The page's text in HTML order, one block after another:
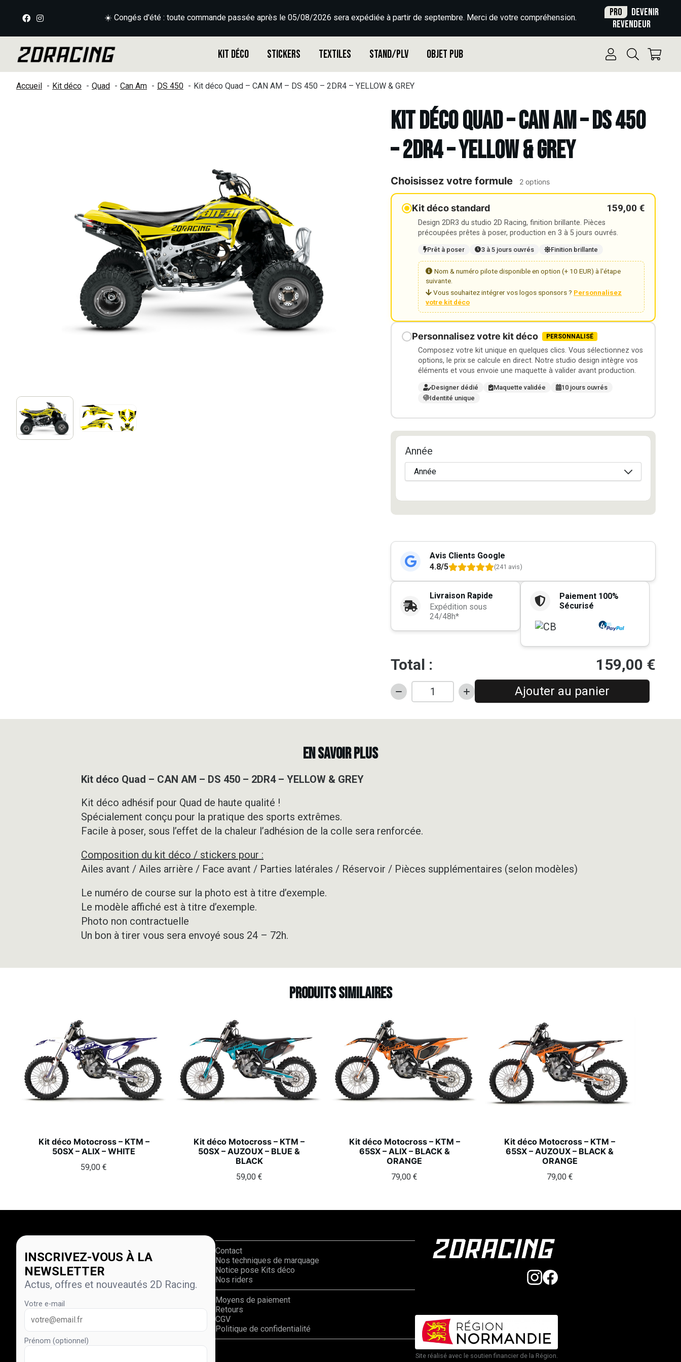
☀️ Congés d'été : toute commande passée après le 05/08/2026 sera expédiée à partir de septembre. Merci de votre compréhension. Pro
Devenir
revendeur
Kit déco Stickers Textiles Stand/PLV Objet Pub
Accueil Kit déco Quad Can Am DS 450 Kit déco Quad – CAN AM – DS 450 – 2DR4 – YELLOW & GREY
Kit déco Quad – CAN AM – DS 450
– 2DR4 – YELLOW & GREY
Choisissez votre formule 2 options
Kit déco standard 159,00 €
Design 2DR3 du studio 2D Racing, finition brillante. Pièces
précoupées prêtes à poser, production en 3 à 5 jours ouvrés.
Prêt à poser 3 à 5 jours ouvrés Finition brillante
Nom & numéro pilote disponible en option (+ 10 EUR) à l'étape
suivante.
Vous souhaitez intégrer vos logos sponsors ? Personnalisez
votre kit déco
Personnalisez votre kit déco PERSONNALISÉ
Composez votre kit unique en quelques clics. Vous sélectionnez vos
options, le prix se calcule en direct. Notre studio design intègre vos
éléments et vous envoie une maquette à valider avant production.
Designer dédié Maquette validée
10 jours ouvrés
Identité unique
Année
Avis Clients Google
4.8/5
(241 avis)
Livraison Rapide
Expédition sous
24/48h*
Paiement 100%
Sécurisé
Total : 159,00 €
quantité
Kit
-
YELLOW
Ajouter au panier
EN SAVOIR PLUS
Kit déco Quad – CAN AM – DS 450 – 2DR4 – YELLOW & GREY
Kit déco adhésif pour Quad de haute qualité !
Spécialement conçu pour la pratique des sports extrêmes.
Facile à poser, sous l’effet de la chaleur l’adhésion de la colle sera renforcée.
Composition du kit déco / stickers pour :
Ailes avant / Ailes arrière / Face avant / Parties latérales / Réservoir / Pièces supplémentaires (selon modèles)
Le numéro de course sur la photo est à titre d’exemple.
Le modèle affiché est à titre d’exemple.
Photo non contractuelle
Un bon à tirer vous sera envoyé sous 24 – 72h.
Produits similaires
Kit déco Motocross – KTM –
50SX – ALIX – WHITE
59,00€
Kit déco Motocross – KTM –
50SX – AUZOUX – BLUE &
BLACK
59,00 €
Kit déco Motocross – KTM –
65SX – ALIX – BLACK &
ORANGE
79,00€
Kit déco Motocross – KTM –
65SX – AUZOUX – BLACK &
ORANGE
79,00 €
INSCRIVEZ-VOUS À LA
NEWSLETTER
Actus, offres et nouveautés 2D Racing.
Votre e-mail
Prénom (optionnel)
Contact
Nos techniques de marquage
Notice pose Kits déco
Nos riders
Moyens de paiement
Retours
CGV
Politique de confidentialité
Site réalisé avec le soutien financier de la Région.